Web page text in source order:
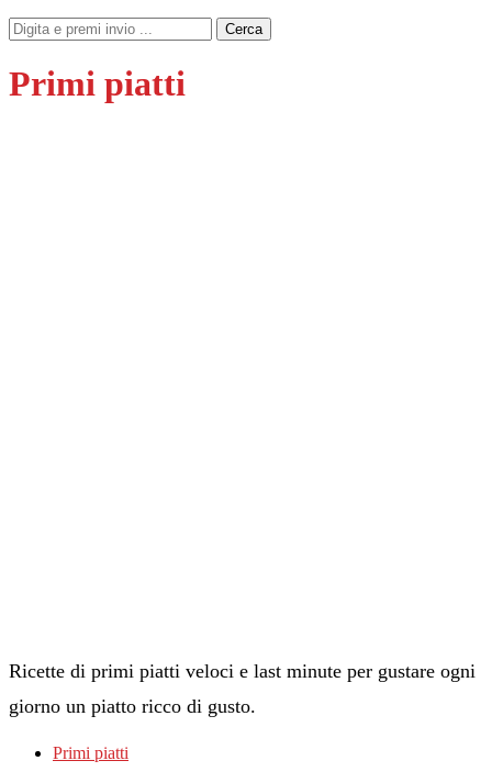
Cerca
Primi piatti
Ricette di primi piatti veloci e last minute per gustare ogni
giorno un piatto ricco di gusto.
Primi piatti